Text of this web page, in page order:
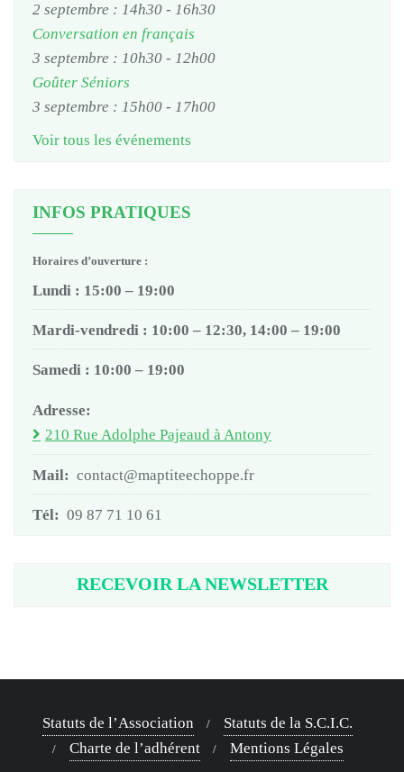
2 septembre : 14h30 - 16h30
Conversation en français
3 septembre : 10h30 - 12h00
Goûter Séniors
3 septembre : 15h00 - 17h00
Voir tous les événements
INFOS PRATIQUES
Horaires d’ouverture :
Lundi : 15:00 – 19:00
Mardi-vendredi : 10:00 – 12:30, 14:00 – 19:00
Samedi : 10:00 – 19:00
Adresse:
210 Rue Adolphe Pajeaud à Antony
Mail: contact@maptiteechoppe.fr
Tél: 09 87 71 10 61
RECEVOIR LA NEWSLETTER
Statuts de l’Association
Statuts de la S.C.I.C.
Charte de l’adhérent
Mentions Légales